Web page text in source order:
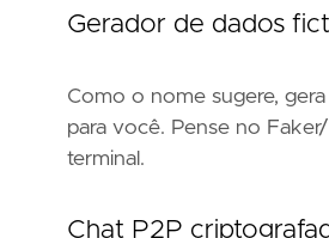
Gerador de dados
Como o nome sugere,
para você. Pense no
terminal.
Chat P2P